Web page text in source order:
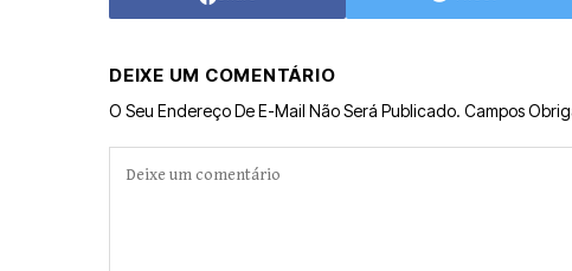
DEIXE UM COMENTÁRIO
O Seu Endereço De E-Mail Não Será Publicado. Campos